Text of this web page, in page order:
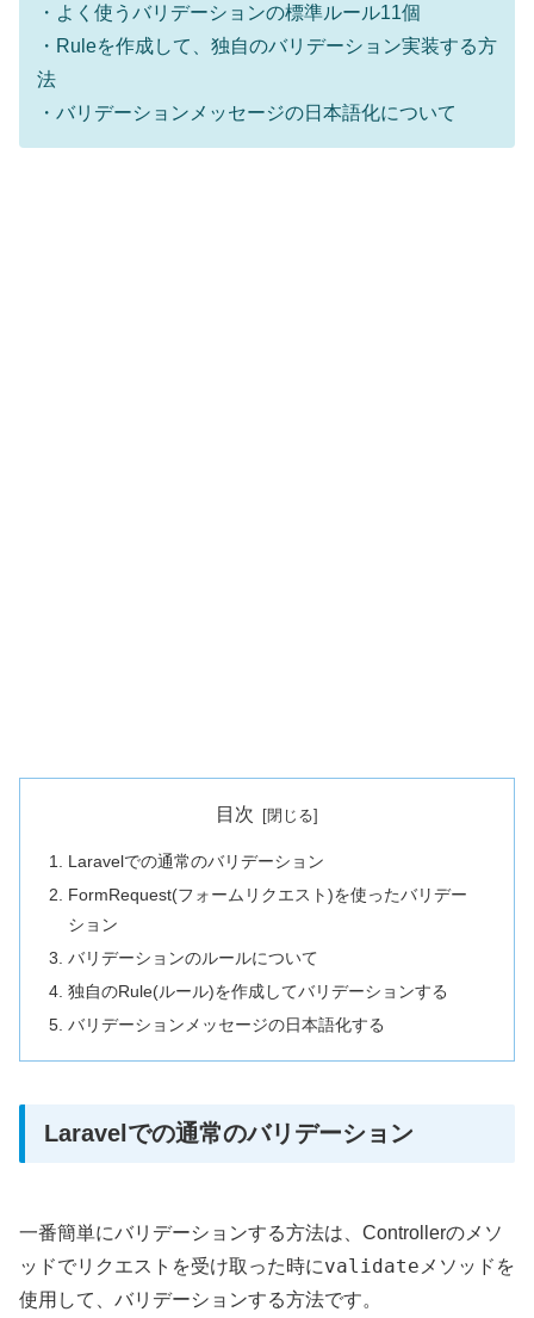
・よく使うバリデーションの標準ルール11個
・Ruleを作成して、独自のバリデーション実装する方
法
・バリデーションメッセージの日本語化について
目次
Laravelでの通常のバリデーション
FormRequest(フォームリクエスト)を使ったバリデー
ション
バリデーションのルールについて
独自のRule(ルール)を作成してバリデーションする
バリデーションメッセージの日本語化する
Laravelでの通常のバリデーション
一番簡単にバリデーションする方法は、Controllerのメソ
ッドでリクエストを受け取った時にvalidate メソッドを
使用して、バリデーションする方法です。